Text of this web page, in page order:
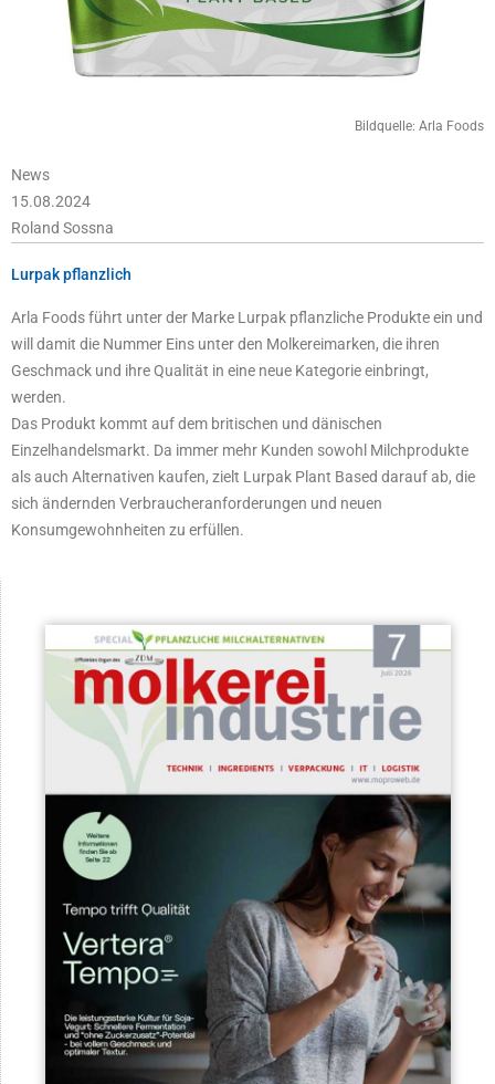
Bildquelle: Arla Foods
News
15.08.2024
Roland Sossna
Lurpak pflanzlich
Arla Foods führt unter der Marke Lurpak pflanzliche Produkte ein und
will damit die Nummer Eins unter den Molkereimarken, die ihren
Geschmack und ihre Qualität in eine neue Kategorie einbringt,
werden.
Das Produkt kommt auf dem britischen und dänischen
Einzelhandelsmarkt. Da immer mehr Kunden sowohl Milchprodukte
als auch Alternativen kaufen, zielt Lurpak Plant Based darauf ab, die
sich ändernden Verbraucheranforderungen und neuen
Konsumgewohnheiten zu erfüllen.